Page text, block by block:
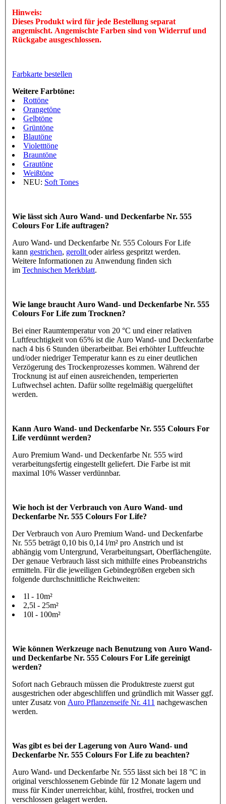
Hinweis:
Dieses Produkt wird für jede Bestellung separat
angemischt. Angemischte Farben sind von Widerruf und
Rückgabe ausgeschlossen.
Farbkarte bestellen
Weitere Farbtöne:
Rottöne
Orangetöne
Gelbtöne
Grüntöne
Blautöne
Violetttöne
Brauntöne
Grautöne
Weißtöne
NEU: Soft Tones
Wie lässt sich Auro Wand- und Deckenfarbe Nr. 555
Colours For Life auftragen?
Auro Wand- und Deckenfarbe Nr. 555 Colours For Life
kann gestrichen, gerollt oder airless gespritzt werden.
Weitere Informationen zu Anwendung finden sich
im Technischen Merkblatt.
Wie lange braucht Auro Wand- und Deckenfarbe Nr. 555
Colours For Life zum Trocknen?
Bei einer Raumtemperatur von 20 °C und einer relativen
Luftfeuchtigkeit von 65% ist die Auro Wand- und Deckenfarbe
nach 4 bis 6 Stunden überarbeitbar. Bei erhöhter Luftfeuchte
und/oder niedriger Temperatur kann es zu einer deutlichen
Verzögerung des Trockenprozesses kommen. Während der
Trocknung ist auf einen ausreichenden, temperierten
Luftwechsel achten. Dafür sollte regelmäßig quergelüftet
werden.
Kann Auro Wand- und Deckenfarbe Nr. 555 Colours For
Life verdünnt werden?
Auro Premium Wand- und Deckenfarbe Nr. 555 wird
verarbeitungsfertig eingestellt geliefert. Die Farbe ist mit
maximal 10% Wasser verdünnbar.
Wie hoch ist der Verbrauch von Auro Wand- und
Deckenfarbe Nr. 555 Colours For Life?
Der Verbrauch von Auro Premium Wand- und Deckenfarbe
Nr. 555 beträgt 0,10 bis 0,14 l/m² pro Anstrich und ist
abhängig vom Untergrund, Verarbeitungsart, Oberflächengüte.
Der genaue Verbrauch lässt sich mithilfe eines Probeanstrichs
ermitteln. Für die jeweiligen Gebindegrößen ergeben sich
folgende durchschnittliche Reichweiten:
1l - 10m²
2,5l - 25m²
10l - 100m²
Wie können Werkzeuge nach Benutzung von Auro Wand-
und Deckenfarbe Nr. 555 Colours For Life gereinigt
werden?
Sofort nach Gebrauch müssen die Produktreste zuerst gut
ausgestrichen oder abgeschliffen und gründlich mit Wasser ggf.
unter Zusatz von Auro Pflanzenseife Nr. 411 nachgewaschen
werden.
Was gibt es bei der Lagerung von Auro Wand- und
Deckenfarbe Nr. 555 Colours For Life zu beachten?
Auro Wand- und Deckenfarbe Nr. 555 lässt sich bei 18 °C in
original verschlossenem Gebinde für 12 Monate lagern und
muss für Kinder unerreichbar, kühl, frostfrei, trocken und
verschlossen gelagert werden.